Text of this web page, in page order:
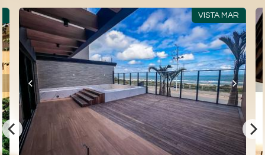
VISTA MAR